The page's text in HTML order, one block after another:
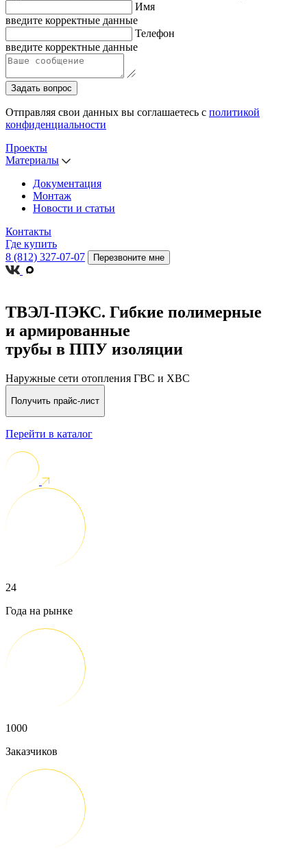
Имя
введите корректные данные
Телефон
введите корректные данные
Задать вопрос
Отправляя свои данных вы соглашаетесь с политикой
конфиденциальности
Проекты
Материалы
Документация
Монтаж
Новости и статьи
Контакты
Где купить
8 (812) 327-07-07
Перезвоните мне
ТВЭЛ-ПЭКС. Гибкие полимерные
и армированные
трубы в ППУ изоляции
Наружные сети отопления ГВС и ХВС
Получить прайс-лист
Перейти в каталог
24
Года на рынке
1000
Заказчиков